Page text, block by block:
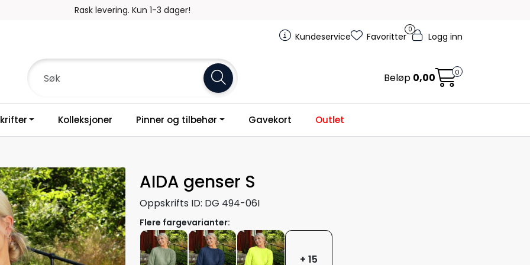
Rask levering. Kun 1-3 dager!
Kundeservice
0
Favoritter Logg inn
Beløp 0,00 0
Kolleksjoner Pinner og tilbehør Gavekort Outlet
AIDA genser S
Oppskrifts ID: DG 494-06I
Flere fargevarianter:
+ 15